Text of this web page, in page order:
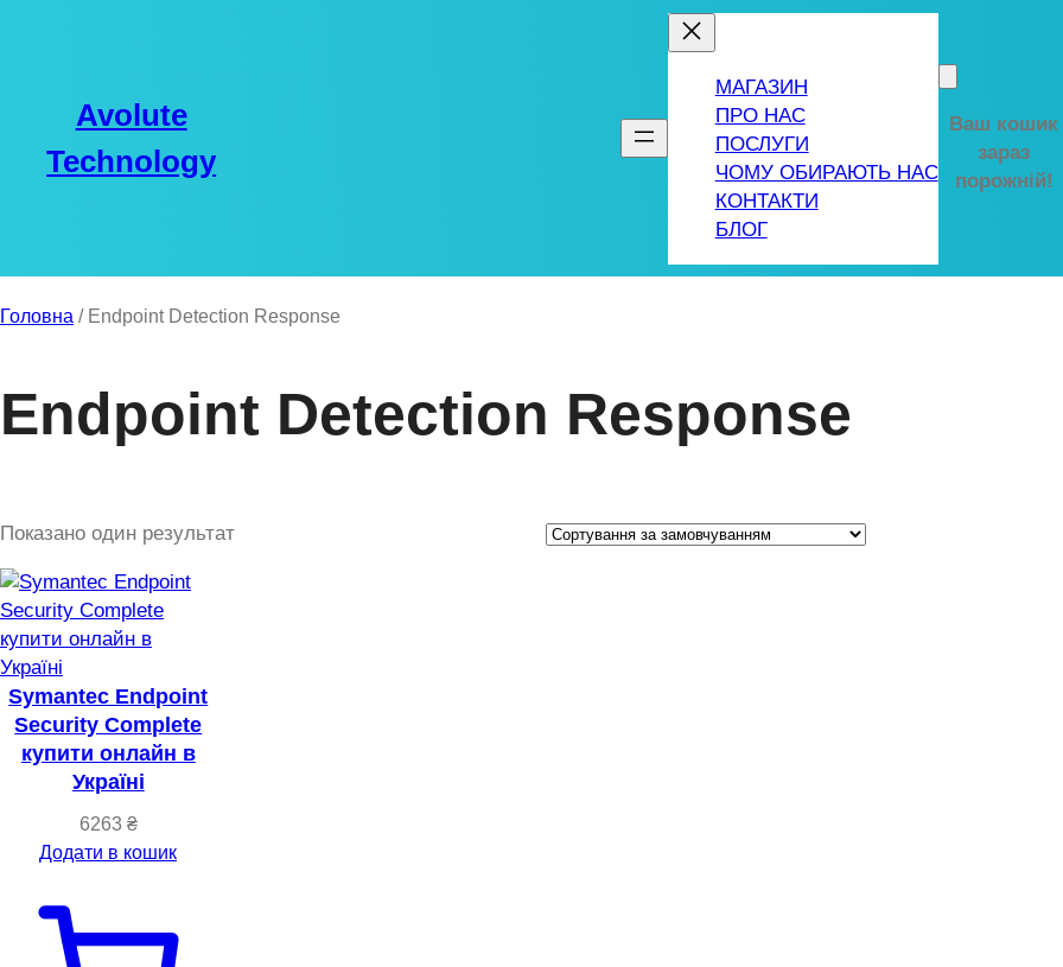
Avolute
Technology
МАГАЗИН
ПРО НАС
ПОСЛУГИ
ЧОМУ ОБИРАЮТЬ НАС
КОНТАКТИ
БЛОГ
Ваш кошик
зараз
порожній!
Головна / Endpoint Detection Response
Endpoint Detection Response
Показано один результат
Symantec Endpoint
Security Complete
купити онлайн в
Україні
6263 ₴
Додати в кошик